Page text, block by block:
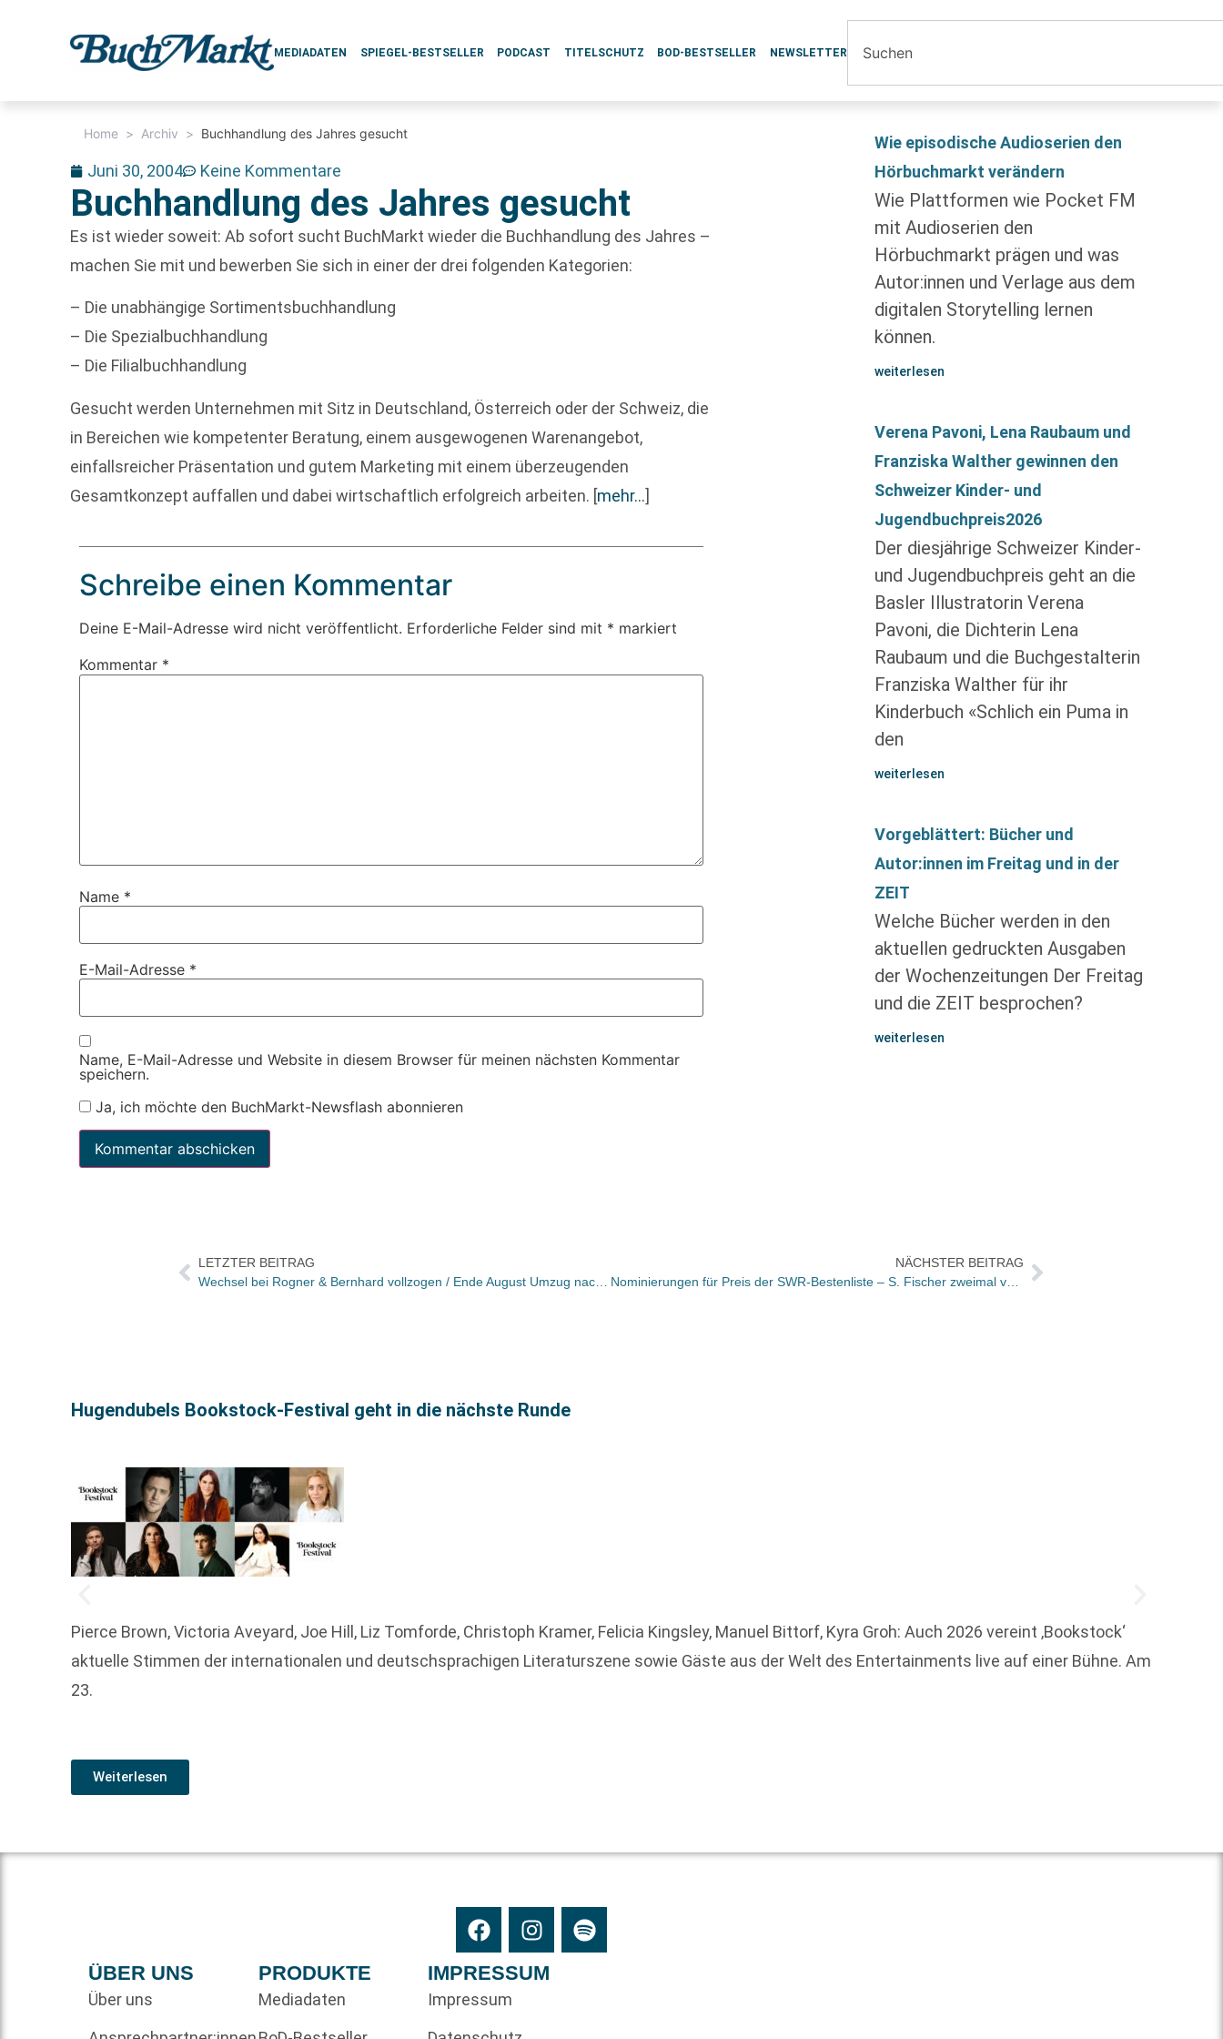
MEDIADATEN SPIEGEL-BESTSELLER PODCAST TITELSCHUTZ BOD-BESTSELLER NEWSLETTER
Home > Archiv > Buchhandlung des Jahres gesucht
Juni 30, 2004 Keine Kommentare
Buchhandlung des Jahres gesucht
Es ist wieder soweit: Ab sofort sucht BuchMarkt wieder die Buchhandlung des Jahres –
machen Sie mit und bewerben Sie sich in einer der drei folgenden Kategorien:
– Die unabhängige Sortimentsbuchhandlung
– Die Spezialbuchhandlung
– Die Filialbuchhandlung
Gesucht werden Unternehmen mit Sitz in Deutschland, Österreich oder der Schweiz, die
in Bereichen wie kompetenter Beratung, einem ausgewogenen Warenangebot,
einfallsreicher Präsentation und gutem Marketing mit einem überzeugenden
Gesamtkonzept auffallen und dabei wirtschaftlich erfolgreich arbeiten. [mehr…]
Schreibe einen Kommentar
Deine E-Mail-Adresse wird nicht veröffentlicht. Erforderliche Felder sind mit * markiert
Kommentar *
Name *
E-Mail-Adresse *
Name, E-Mail-Adresse und Website in diesem Browser für meinen nächsten Kommentar
speichern.
Ja, ich möchte den BuchMarkt-Newsflash abonnieren
Wie episodische Audioserien den
Hörbuchmarkt verändern
Wie Plattformen wie Pocket FM
mit Audioserien den
Hörbuchmarkt prägen und was
Autor:innen und Verlage aus dem
digitalen Storytelling lernen
können.
weiterlesen
Verena Pavoni, Lena Raubaum und
Franziska Walther gewinnen den
Schweizer Kinder- und
Jugendbuchpreis2026
Der diesjährige Schweizer Kinder-
und Jugendbuchpreis geht an die
Basler Illustratorin Verena
Pavoni, die Dichterin Lena
Raubaum und die Buchgestalterin
Franziska Walther für ihr
Kinderbuch «Schlich ein Puma in
den
weiterlesen
Vorgeblättert: Bücher und
Autor:innen im Freitag und in der
ZEIT
Welche Bücher werden in den
aktuellen gedruckten Ausgaben
der Wochenzeitungen Der Freitag
und die ZEIT besprochen?
weiterlesen
LETZTER BEITRAG
NÄCHSTER BEITRAG
Hugendubels Bookstock-Festival geht in die nächste Runde
Pierce Brown, Victoria Aveyard, Joe Hill, Liz Tomforde, Christoph Kramer, Felicia Kingsley, Manuel Bittorf, Kyra Groh: Auch 2026 vereint ‚Bookstock‘
aktuelle Stimmen der internationalen und deutschsprachigen Literaturszene sowie Gäste aus der Welt des Entertainments live auf einer Bühne. Am
23.
Weiterlesen
ÜBER UNS
Über uns
PRODUKTE
Mediadaten
IMPRESSUM
Impressum